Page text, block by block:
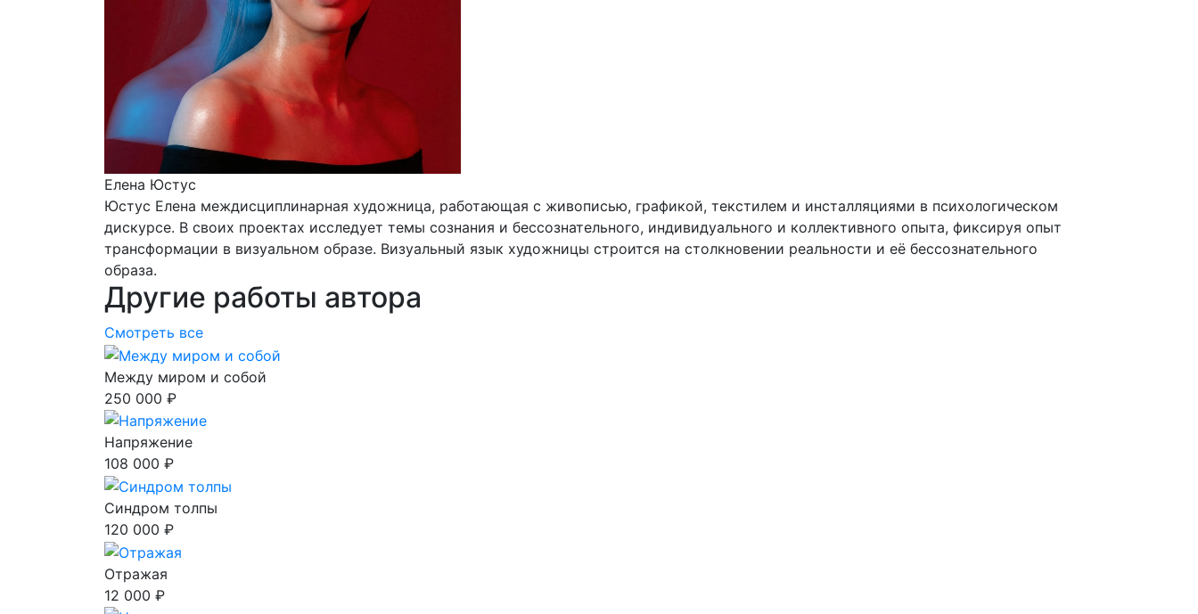
Елена Юстус
Юстус Елена междисциплинарная художница, работающая с живописью, графикой, текстилем и инсталляциями в психологическом
дискурсе. В своих проектах исследует темы сознания и бессознательного, индивидуального и коллективного опыта, фиксируя опыт
трансформации в визуальном образе. Визуальный язык художницы строится на столкновении реальности и её бессознательного
образа.
Другие работы автора
Смотреть все
Между миром и собой
250 000 ₽
Напряжение
108 000 ₽
Синдром толпы
120 000 ₽
Отражая
12 000 ₽